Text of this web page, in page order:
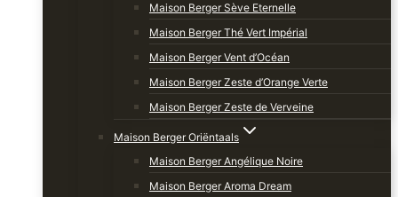
Maison Berger Sève Eternelle
Maison Berger Thé Vert Impérial
Maison Berger Vent d’Océan
Maison Berger Zeste d’Orange Verte
Maison Berger Zeste de Verveine
Maison Berger Oriëntaals
Maison Berger Angélique Noire
Maison Berger Aroma Dream